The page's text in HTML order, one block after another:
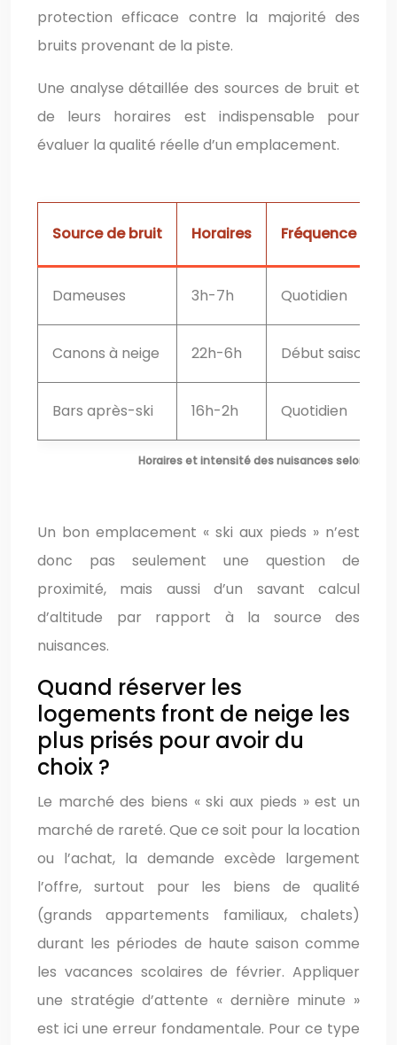
protection efficace contre la majorité des
bruits provenant de la piste.
Une analyse détaillée des sources de bruit et
de leurs horaires est indispensable pour
évaluer la qualité réelle d’un emplacement.
Horaires et intensité des nuisances selon la
Source de bruit Horaires Fréquence
Dameuses 3h-7h Quotidien
Canons à neige 22h-6h Début saison
Bars après-ski 16h-2h Quotidien
Un bon emplacement « ski aux pieds » n’est
donc pas seulement une question de
proximité, mais aussi d’un savant calcul
d’altitude par rapport à la source des
nuisances.
Quand réserver les
logements front de neige les
plus prisés pour avoir du
choix ?
Le marché des biens « ski aux pieds » est un
marché de rareté. Que ce soit pour la location
ou l’achat, la demande excède largement
l’offre, surtout pour les biens de qualité
(grands appartements familiaux, chalets)
durant les périodes de haute saison comme
les vacances scolaires de février. Appliquer
une stratégie d’attente « dernière minute »
est ici une erreur fondamentale. Pour ce type